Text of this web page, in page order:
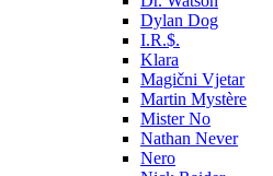
Dylan Dog
I.R.$.
Klara
Magični Vjetar
Martin Mystère
Mister No
Nathan Never
Nero